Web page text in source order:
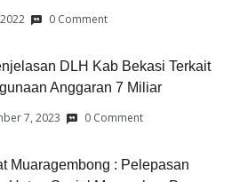
0 Comment
DLH Kab Bekasi Terkait
Anggaran 7 Miliar
7, 2023 0 Comment
Muaragembong : Pelepasan